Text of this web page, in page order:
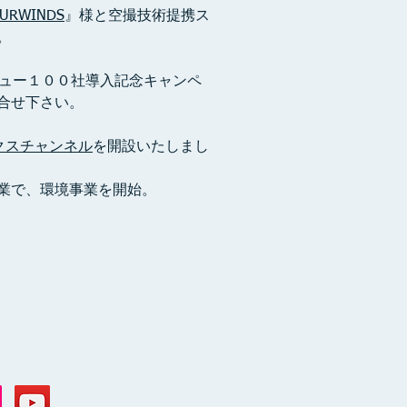
』様と空撮技術提携ス
ー１００社導入記念キャンペ
せ下さい。
スチャンネルを開設いたしまし
で、環境事業を開始。